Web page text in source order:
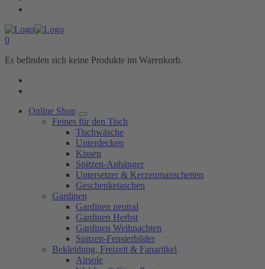
0
Es befinden sich keine Produkte im Warenkorb.
Online Shop
Feines für den Tisch
Tischwäsche
Unterdecken
Kissen
Spitzen-Anhänger
Untersetzer & Kerzenmanschetten
Geschenketaschen
Gardinen
Gardinen neutral
Gardinen Herbst
Gardinen Weihnachten
Spitzen-Fensterbilder
Bekleidung, Freizeit & Fanartikel
Airsole